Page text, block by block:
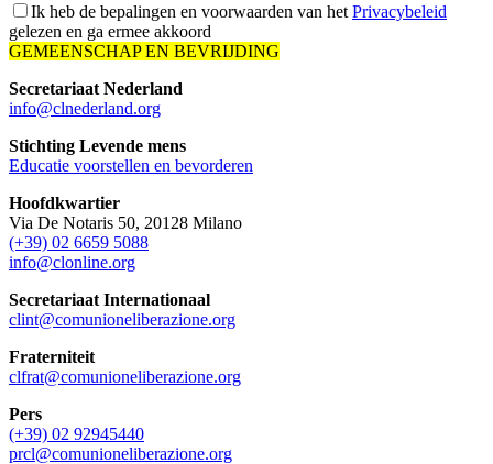
Ik heb de bepalingen en voorwaarden van het Privacybeleid
gelezen en ga ermee akkoord
GEMEENSCHAP EN BEVRIJDING
Secretariaat Nederland
info@clnederland.org
Stichting Levende mens
Educatie voorstellen en bevorderen
Hoofdkwartier
Via De Notaris 50, 20128 Milano
(+39) 02 6659 5088
info@clonline.org
Secretariaat Internationaal
clint@comunioneliberazione.org
Fraterniteit
clfrat@comunioneliberazione.org
Pers
(+39) 02 92945440
prcl@comunioneliberazione.org